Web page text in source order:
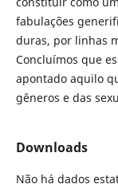
fabulações
duras, por linhas
Concluímos que
apontado aquilo
gêneros e das
Downloads
Não há dados